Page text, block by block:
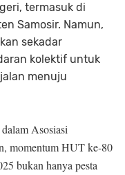
termasuk di
Samosir. Namun,
sekadar
kolektif untuk
menuju
Asosiasi
momentum HUT ke-80
bukan hanya pesta